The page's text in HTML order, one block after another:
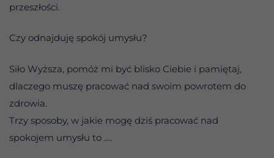
przeszłości.
Czy odnajduję spokój umysłu?
Siło Wyższa, pomóż mi być blisko Ciebie i pamiętaj,
dlaczego muszę pracować nad swoim powrotem do
zdrowia.
Trzy sposoby, w jakie mogę dziś pracować nad
spokojem umysłu to ….